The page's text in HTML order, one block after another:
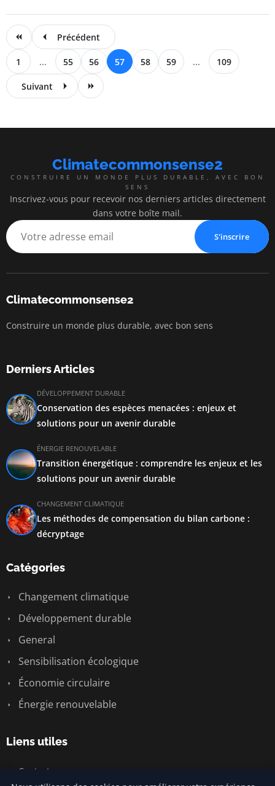
Précédent
1 ... 55 56 57 58 59 ... 109
Suivant
Climatecommonsense2
CONSTRUIRE UN MONDE PLUS DURABLE, AVEC BON
SENS
Inscrivez-vous pour recevoir nos derniers articles directement
dans votre boîte mail.
S'inscrire
Climatecommonsense2
Construire un monde plus durable, avec bon sens
Derniers Articles
DÉVELOPPEMENT DURABLE
Conservation des espèces menacées : enjeux et
solutions pour un avenir durable
ÉNERGIE RENOUVELABLE
Transition énergétique : comprendre les enjeux et les
solutions pour un avenir durable
CHANGEMENT CLIMATIQUE
Les méthodes de compensation du bilan carbone :
décryptage
Catégories
Changement climatique
Développement durable
General
Sensibilisation écologique
Économie circulaire
Énergie renouvelable
Liens utiles
Contact